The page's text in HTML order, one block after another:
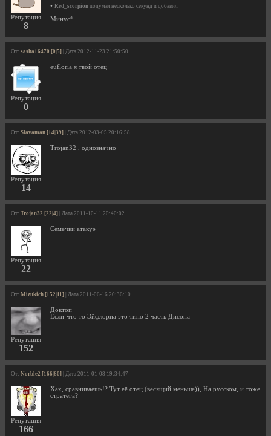
Репутация
8
• Red_scorpion подумал несколько секунд и добавил:
Минус*
От: sasha16470 [0|5] | Дата 2012-11-23 21:50:50
Репутация
0
eufloria я твой отец
От: Slavaman [14|39] | Дата 2012-03-05 20:16:58
Репутация
14
Trojan32 , однозначно
От: Trojan32 [22|4] | Дата 2011-10-11 20:40:02
Репутация
22
Семечки атакуэ
От: Mizukich [152|11] | Дата 2011-06-16 20:36:10
Репутация
152
Доктоп
Если-что то Эйфлориа это типо 2 часть Дисона
От: Norble2 [166|60] | Дата 2011-01-08 19:34:47
Репутация
166
Хах, сравниваешь!? Тут её отец (весящий меньше)), На русском, и тоже
стратега?